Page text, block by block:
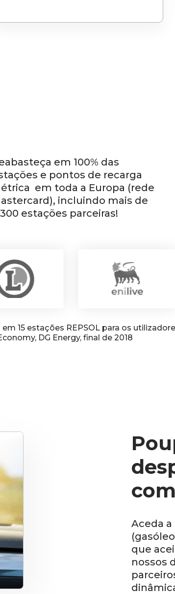
em 100% das
e pontos de recarga
em toda a Europa (rede
incluindo mais de
estações parceiras!
15 estações REPSOL para os
DG Energy, final de 2018
Aceda
que
nossos